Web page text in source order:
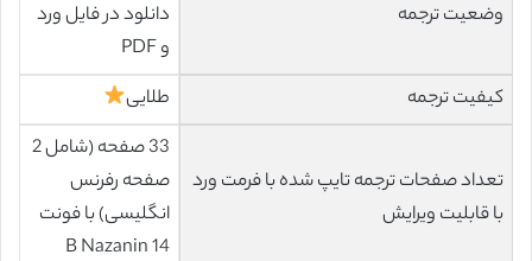
وضعیت ترجمه
دانلود در فایل ورد
و PDF
کیفیت ترجمه
طلایی
تعداد صفحات ترجمه تایپ شده با فرمت ورد
با قابلیت ویرایش
33 صفحه (شامل 2
صفحه رفرنس
انگلیسی) با فونت
14 B Nazanin